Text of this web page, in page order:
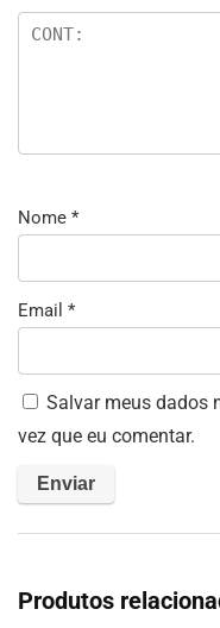
Nome *
Email *
Salvar meus dados
vez que eu comentar.
Produtos